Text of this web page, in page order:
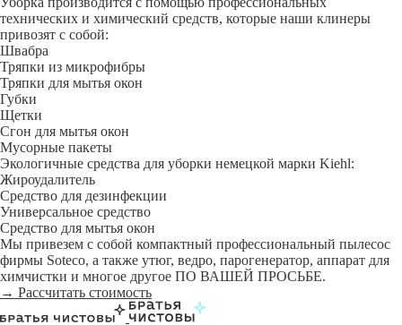
технических и химический средств, которые наши клинеры
привозят с собой:
Швабра
Тряпки из микрофибры
Тряпки для мытья окон
Губки
Щетки
Сгон для мытья окон
Мусорные пакеты
Экологичные средства для уборки немецкой марки Kiehl:
Жироудалитель
Средство для дезинфекции
Универсальное средство
Средство для мытья окон
Мы привезем с собой компактный профессиональный пылесос
фирмы Soteco, а также утюг, ведро, парогенератор, аппарат для
химчистки и многое другое ПО ВАШЕЙ ПРОСЬБЕ.
→ Рассчитать стоимость